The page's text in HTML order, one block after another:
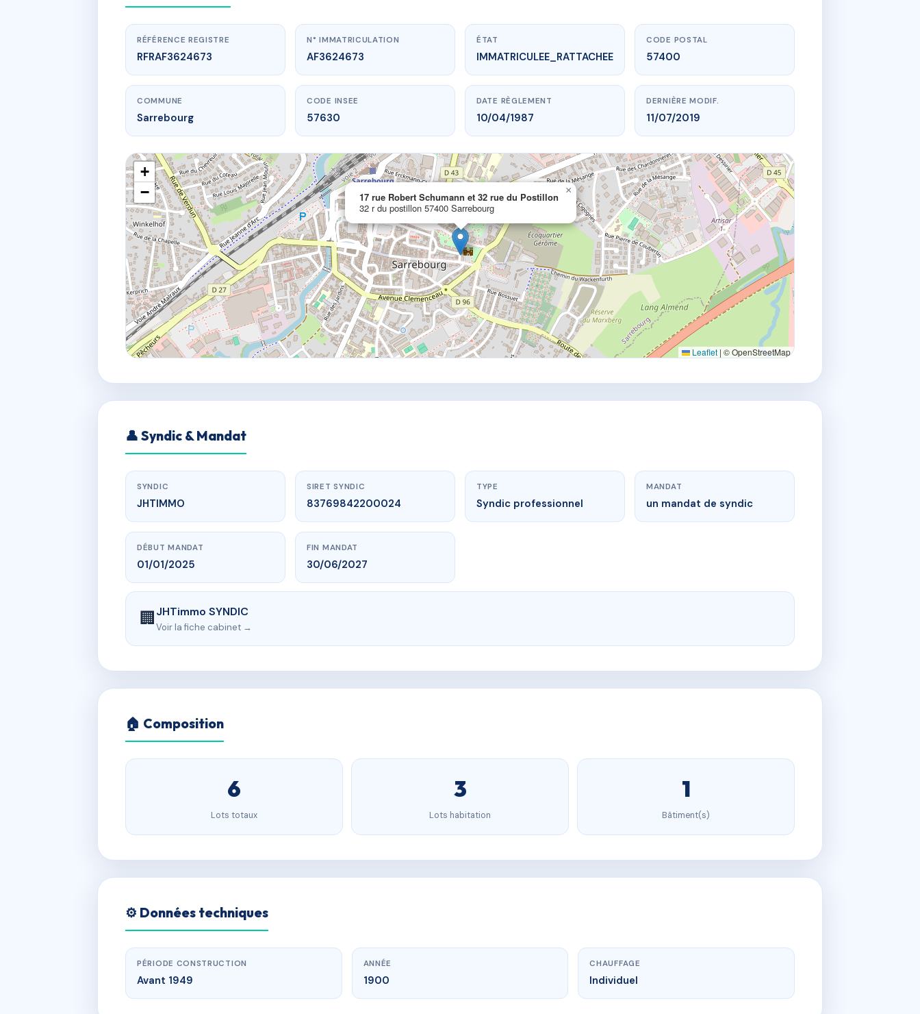
www.vme.plus/AF3624673
17 rue Robert Schumann et 32 rue du Postillon
32 r du postillon57400 Sarrebourg
RÉFÉRENCE REGISTRE
RFRAF3624673
N° IMMATRICULATION
AF3624673
ÉTAT
IMMATRICULEE_RATTACHEE
CODE POSTAL
57400
COMMUNE
Sarrebourg
CODE INSEE
57630
DATE RÈGLEMENT
10/04/1987
DERNIÈRE MODIF.
11/07/2019
17 rue Robert Schumann et 32 rue du Postillon
32 r du postillon 57400 Sarrebourg
×
+
−
Leaflet | © OpenStreetMap
👤 Syndic & Mandat
SYNDIC
JHTIMMO
SIRET SYNDIC
83769842200024
TYPE
Syndic professionnel
MANDAT
un mandat de syndic
DÉBUT MANDAT
01/01/2025
FIN MANDAT
30/06/2027
🏢JHTimmo SYNDIC
Voir la fiche cabinet →
🏠 Composition
6
Lots totaux
3
Lots habitation
1
Bâtiment(s)
⚙️ Données techniques
PÉRIODE CONSTRUCTION
Avant 1949
ANNÉE
1900
CHAUFFAGE
Individuel